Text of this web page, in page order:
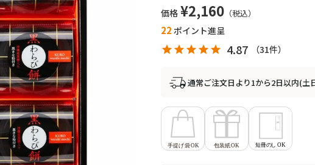
価格 ¥2,160
22 ポイント進呈
4.87 31
通常ご注文日より1から2日以内(土